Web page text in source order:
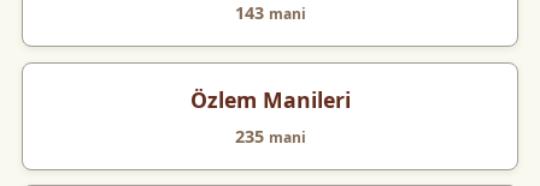
143 mani
Özlem Manileri
235 mani